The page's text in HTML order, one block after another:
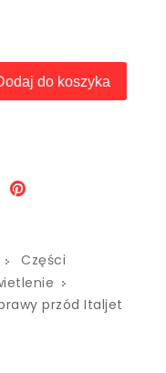
do koszyka
Części
przód Italjet